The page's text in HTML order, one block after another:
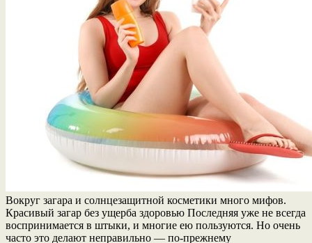
Вокруг загара и солнцезащитной косметики много мифов.
Красивый загар без ущерба здоровью Последняя уже не всегда
воспринимается в штыки, и многие ею пользуются. Но очень
часто это делают неправильно — по-прежнему